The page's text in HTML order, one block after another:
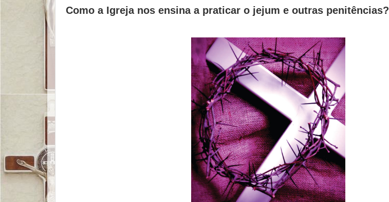
Como a Igreja nos ensina a praticar o jejum e outras penitências?